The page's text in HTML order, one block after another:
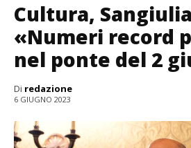
Cultura,
«Numeri record
nel ponte del 2
Di redazione
6 GIUGNO 2023